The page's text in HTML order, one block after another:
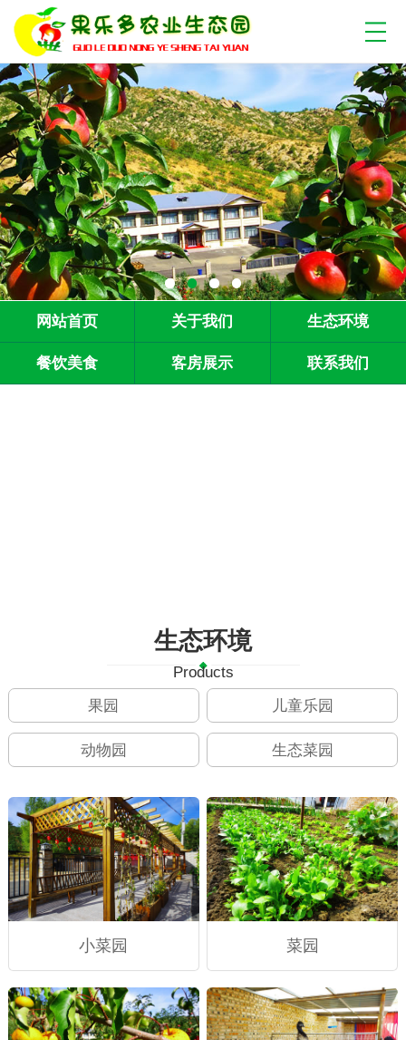
网站首页 关于我们 生态环境
餐饮美食 客房展示 联系我们
生态环境
Products
果园
儿童乐园
动物园 生态菜园
小菜园 菜园